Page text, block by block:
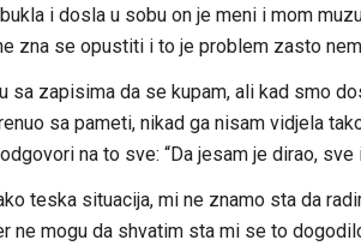
i dosla u sobu on je meni i mom
zna se opustiti i to je problem zasto
sa zapisima da se kupam, ali kad smo
sa pameti, nikad ga nisam vidjela
na to sve: “Da jesam je dirao,
teska situacija, mi ne znamo sta da
ne mogu da shvatim sta mi se to